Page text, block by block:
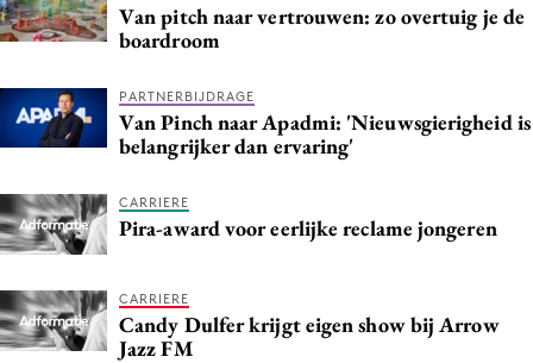
Van pitch naar vertrouwen: zo overtuig je de
boardroom
PARTNERBIJDRAGE
Van Pinch naar Apadmi: 'Nieuwsgierigheid is
belangrijker dan ervaring'
CARRIERE
Pira-award voor eerlijke reclame jongeren
CARRIERE
Candy Dulfer krijgt eigen show bij Arrow
Jazz FM